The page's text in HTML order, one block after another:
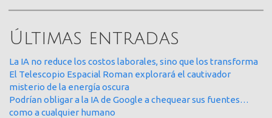
Últimas entradas
La IA no reduce los costos laborales, sino que los transforma
El Telescopio Espacial Roman explorará el cautivador
misterio de la energía oscura
Podrían obligar a la IA de Google a chequear sus fuentes…
como a cualquier humano